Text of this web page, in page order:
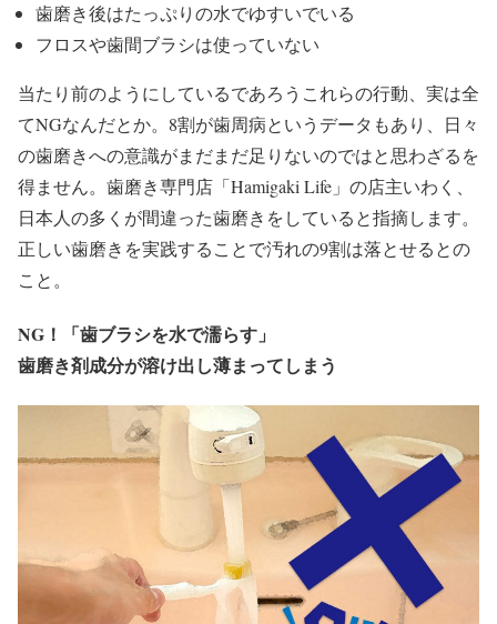
歯磨き後はたっぷりの水でゆすいでいる
フロスや歯間ブラシは使っていない
当たり前のようにしているであろうこれらの行動、実は全
てNGなんだとか。8割が歯周病というデータもあり、日々
の歯磨きへの意識がまだまだ足りないのではと思わざるを
得ません。歯磨き専門店「Hamigaki Life」の店主いわく、
日本人の多くが間違った歯磨きをしていると指摘します。
正しい歯磨きを実践することで汚れの9割は落とせるとの
こと。
NG！
「歯ブラシを水で濡らす」
歯磨き剤成分が溶け出し薄まってしまう